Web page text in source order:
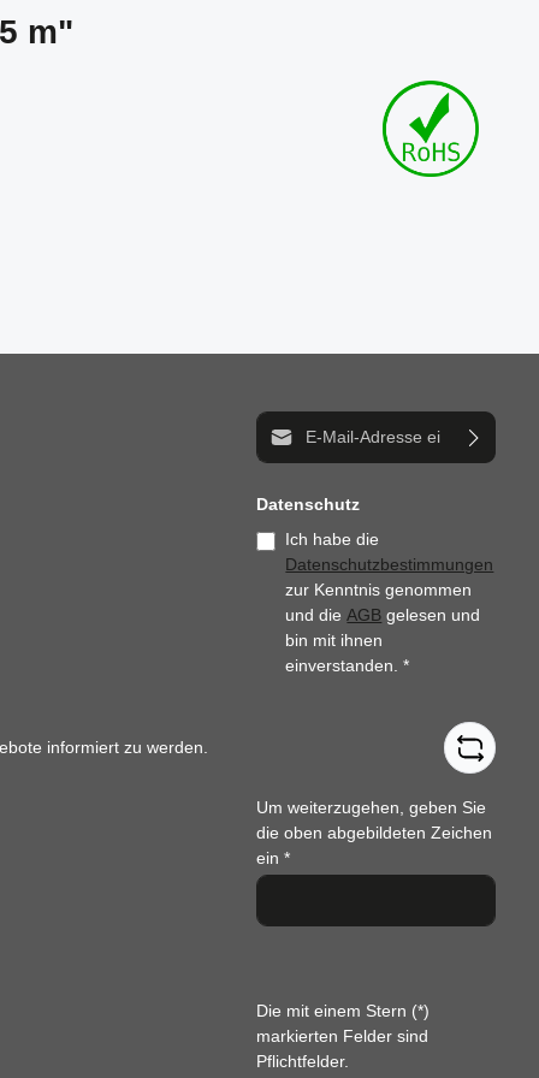
m"
informiert zu werden.
E-Mail-Adresse*
Datenschutz
Ich habe die
Datenschutzbestimmungen
zur Kenntnis genommen
und dieAGB gelesen und
bin mit ihnen
einverstanden.*
Um weiterzugehen, geben Sie
die oben abgebildeten Zeichen
ein*
Die mit einem Stern (*)
markierten Felder sind
Pflichtfelder.